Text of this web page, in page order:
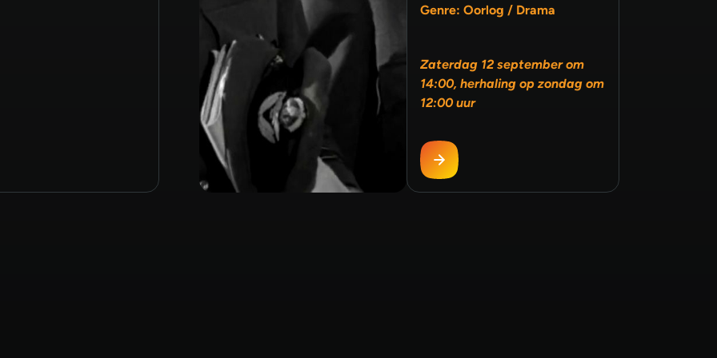
Genre: Oorlog / Drama
Zaterdag 12 september om
14:00, herhaling op zondag om
12:00 uur